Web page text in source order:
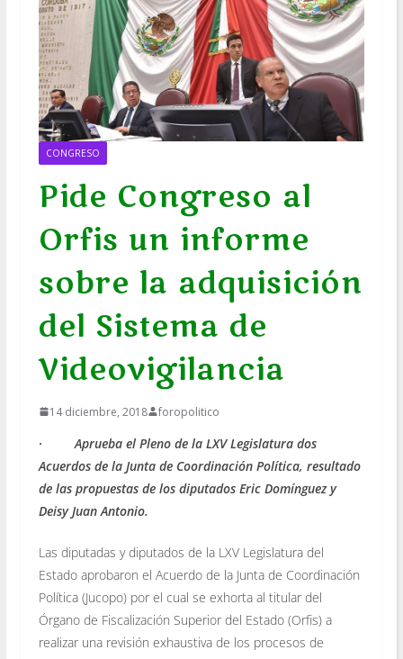
CONGRESO
Pide Congreso al
Orfis un informe
sobre la adquisición
del Sistema de
Videovigilancia
14 diciembre, 2018 foropolitico
· Aprueba el Pleno de la LXV Legislatura dos
Acuerdos de la Junta de Coordinación Política, resultado
de las propuestas de los diputados Eric Domínguez y
Deisy Juan Antonio.
Las diputadas y diputados de la LXV Legislatura del
Estado aprobaron el Acuerdo de la Junta de Coordinación
Política (Jucopo) por el cual se exhorta al titular del
Órgano de Fiscalización Superior del Estado (Orfis) a
realizar una revisión exhaustiva de los procesos de